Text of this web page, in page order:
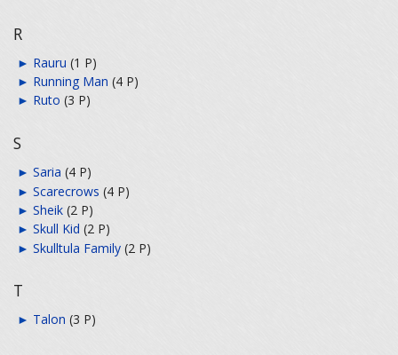
R
► Rauru (1 P)
► Running Man (4 P)
► Ruto (3 P)
S
► Saria (4 P)
► Scarecrows (4 P)
► Sheik‎ (2 P)
► Skull Kid (2 P)
► Skulltula Family‎ (2 P)
T
► Talon (3 P)